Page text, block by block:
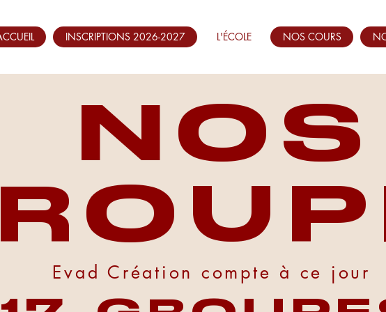
INSCRIPTIONS 2026-2027 L'ÉCOLE NOS COURS
NOS
Evad Création compte à ce jour